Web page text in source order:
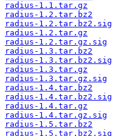
radius-1.1.tar.gz
radius-1.2.tar.bz2
radius-1.2.tar.bz2.sig
radius-1.2.tar.gz
radius-1.2.tar.gz.sig
radius-1.3.tar.bz2
radius-1.3.tar.bz2.sig
radius-1.3.tar.gz
radius-1.3.tar.gz.sig
radius-1.4.tar.bz2
radius-1.4.tar.bz2.sig
radius-1.4.tar.gz
radius-1.4.tar.gz.sig
radius-1.5.tar.bz2
radius-1.5.tar.bz2.sig